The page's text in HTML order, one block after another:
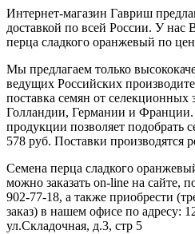
Интернет-магазин Гавриш
доставкой по всей России. У нас
перца сладкого оранжевый по
Мы предлагаем только
ведущих Российских
поставка семян от
Голландии, Германии и
продукции позволяет подобрать
578 руб. Поставки производятся
Семена перца сладкого
можно заказать on-line на сайте,
902-77-18, а также приобрести
заказ) в нашем офисе по адресу:
ул.Складочная, д.3, стр 5